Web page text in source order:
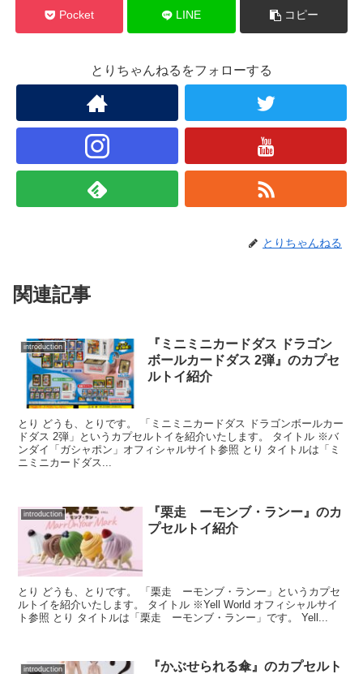
Pocket LINE コピー
とりちゃんねるをフォローする
とりちゃんねる
関連記事
introduction
『ミニミニカードダス ドラゴン
ボールカードダス 2弾』のカプセ
ルトイ紹介
とり どうも、とりです。 「ミニミニカードダス ドラゴンボールカー
ドダス 2弾」というカプセルトイを紹介いたします。 タイトル ※バ
ンダイ「ガシャポン」オフィシャルサイト参照 とり タイトルは「ミ
ニミニカードダス...
introduction
『栗走 ーモンブ・ランー』のカ
プセルトイ紹介
とり どうも、とりです。 「栗走 ーモンブ・ランー」というカプセ
ルトイを紹介いたします。 タイトル ※Yell World オフィシャルサイ
ト参照 とり タイトルは「栗走 ーモンブ・ランー」です。 Yell...
introduction
『かぶせられる傘』のカプセルト